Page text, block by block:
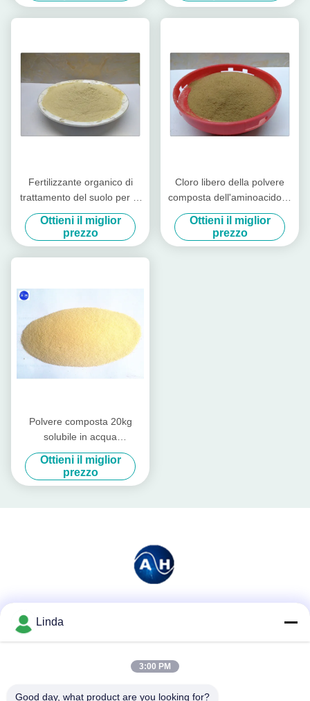
Fertilizzante organico di
trattamento del suolo per le
verdure con nutrizione di
aminoacidi
Ottieni il miglior
prezzo
Cloro libero della polvere
composta dell'aminoacido di
aa 40 con la fonte animale
per la patata
Ottieni il miglior
prezzo
Polvere composta 20kg
solubile in acqua
organico/borsa
dell'aminoacido di agricoltura
Ottieni il miglior
prezzo
Linda
3:00 PM
Good day, what product are you looking for?